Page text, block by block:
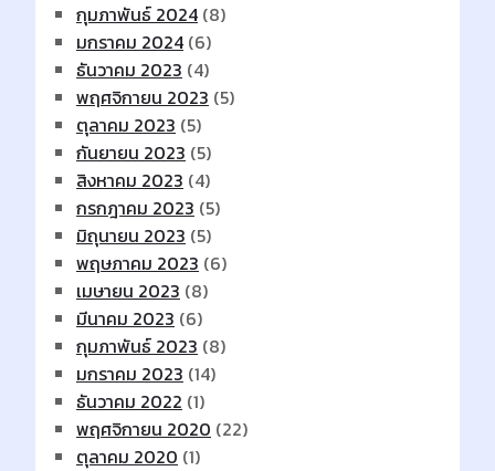
กุมภาพันธ์ 2024 (8)
มกราคม 2024 (6)
ธันวาคม 2023 (4)
พฤศจิกายน 2023 (5)
ตุลาคม 2023 (5)
กันยายน 2023 (5)
สิงหาคม 2023 (4)
กรกฎาคม 2023 (5)
มิถุนายน 2023 (5)
พฤษภาคม 2023 (6)
เมษายน 2023 (8)
มีนาคม 2023 (6)
กุมภาพันธ์ 2023 (8)
มกราคม 2023 (14)
ธันวาคม 2022 (1)
พฤศจิกายน 2020 (22)
ตุลาคม 2020 (1)